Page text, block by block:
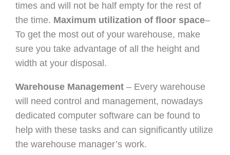
times and will not be half empty forthe rest of
the time. Maximum utilization of floor space–
To get the most out of your warehouse, make
sure youtake advantage of all the height and
width at your disposal.
Warehouse Management – Every warehouse
will need control and management, nowadays
dedicated computer software can be found to
help with these tasks and cansignificantly utilize
the warehouse manager’s work.